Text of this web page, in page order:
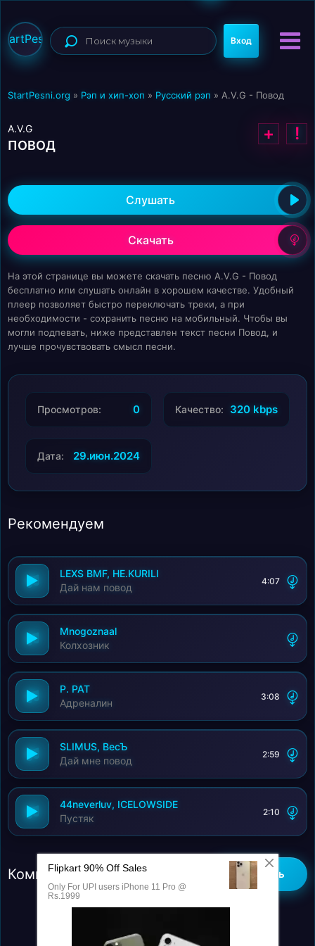
Вход
StartPesni.org » Рэп и хип-хоп » Русский рэп » A.V.G - Повод
A.V.G
ПОВОД
+ !
Слушать
Скачать
На этой странице вы можете скачать песню A.V.G - Повод
бесплатно или слушать онлайн в хорошем качестве. Удобный
плеер позволяет быстро переключать треки, а при
необходимости - сохранить песню на мобильный. Чтобы вы
могли подпевать, ниже представлен текст песни Повод, и
лучше прочувствовать смысл песни.
Просмотров: 0 Качество: 320 kbps
Дата: 29.июн.2024
Рекомендуем
LEXS BMF, НЕ.KURILI
Дай нам повод
4:07
Mnogoznaal
Колхозник
P. PAT
Адреналин
3:08
SLIMUS, ВесЪ
Дай мне повод
2:59
44neverluv, ICELOWSIDE
Пустяк
2:10
Комментарии (0) Добавить